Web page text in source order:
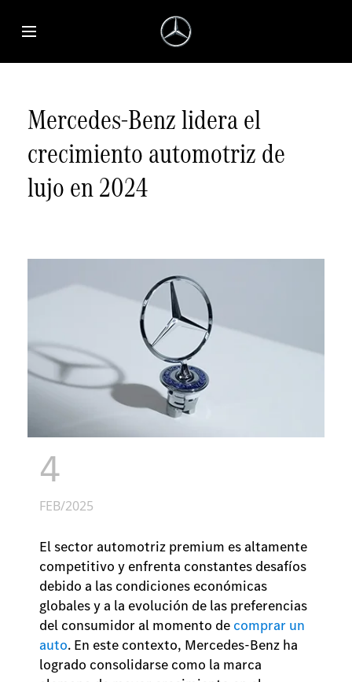
Saltar al contenido principal
Abrir menú de accesibilidad
Mercedes-Benz lidera el
crecimiento automotriz de
lujo en 2024
4
FEB/2025
El sector automotriz premium es altamente
competitivo y enfrenta constantes desafíos
debido a las condiciones económicas
globales y a la evolución de las preferencias
del consumidor al momento de comprar un
auto. En este contexto, Mercedes-Benz ha
logrado consolidarse como la marca